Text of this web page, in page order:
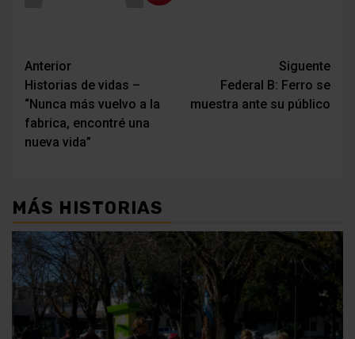
Navegación
de
entradas
Anterior
Historias de vidas –
“Nunca más vuelvo a la
fabrica, encontré una
nueva vida”
Siguente
Federal B: Ferro se
muestra ante su público
MÁS HISTORIAS